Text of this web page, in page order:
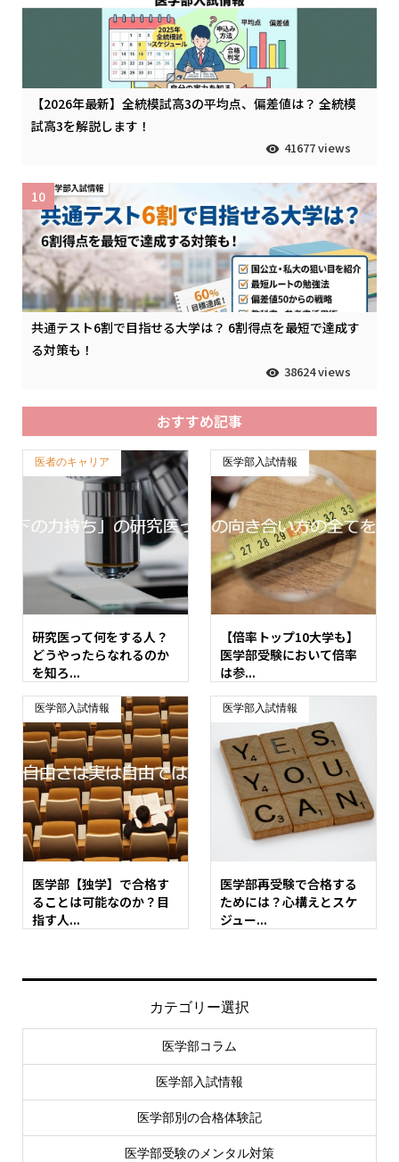
【2026年最新】全統模試高3の平均点、偏差値は？ 全統模
試高3を解説します！
41677 views
共通テスト6割で目指せる大学は？ 6割得点を最短で達成す
る対策も！
38624 views
10
おすすめ記事
医者のキャリア
研究医って何をする人？
どうやったらなれるのか
を知ろ...
医学部入試情報
【倍率トップ10大学も】
医学部受験において倍率
は参...
医学部入試情報
医学部【独学】で合格す
ることは可能なのか？目
指す人...
医学部入試情報
医学部再受験で合格する
ためには？心構えとスケ
ジュー...
カテゴリー選択
医学部コラム
医学部入試情報
医学部別の合格体験記
医学部受験のメンタル対策